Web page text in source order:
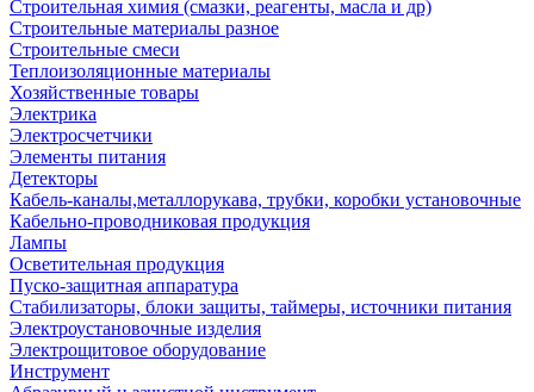
Строительная химия (смазки, реагенты, масла и др)
Строительные материалы разное
Строительные смеси
Теплоизоляционные материалы
Хозяйственные товары
Электрика
Электросчетчики
Элементы питания
Детекторы
Кабель-каналы,металлорукава, трубки, коробки установочные
Кабельно-проводниковая продукция
Лампы
Осветительная продукция
Пуско-защитная аппаратура
Стабилизаторы, блоки защиты, таймеры, источники питания
Электроустановочные изделия
Электрощитовое оборудование
Инструмент